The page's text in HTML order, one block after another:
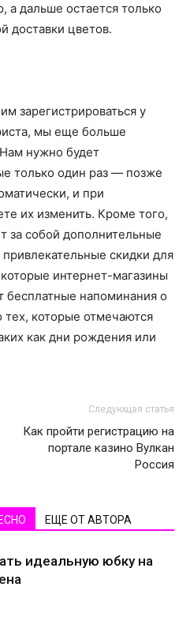
а дальше остается только
доставки цветов.
зарегистрироваться у
мы еще больше
нужно будет
только один раз — позже
и при
их изменить. Кроме того,
за собой дополнительные
скидки для
интернет-магазины
бесплатные напоминания о
которые отмечаются
как дни рождения или
Следующая статья
Как пройти регистрацию на
портале казино Вулкан
Россия
ЕЩЕ ОТ АВТОРА
идеальную юбку на